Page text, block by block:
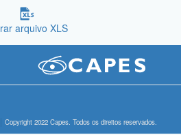
arquivo XLS
Copyright 2022 Capes. Todos os direitos reservados.